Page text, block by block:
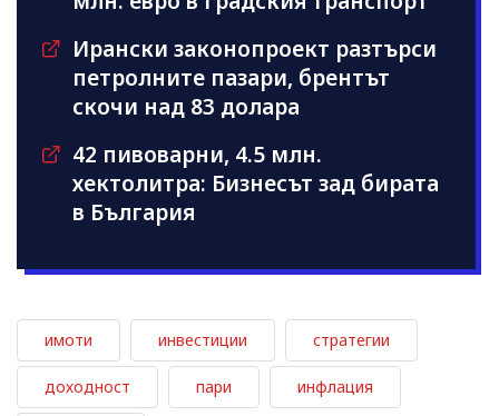
Ирански законопроект разтърси
петролните пазари, брентът
скочи над 83 долара
42 пивоварни, 4.5 млн.
хектолитра: Бизнесът зад бирата
в България
имоти инвестиции стратегии
доходност пари инфлация